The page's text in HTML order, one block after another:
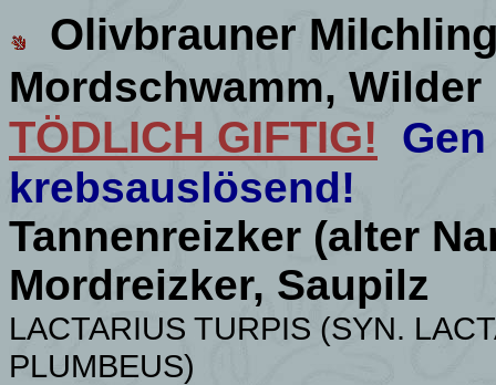
Olivbrauner
Mordschwamm,
TÖDLICH GIFTIG!
krebsauslösend!
Tannenreizker (alter
Mordreizker, Saupilz
LACTARIUS TURPIS (SYN.
PLUMBEUS)